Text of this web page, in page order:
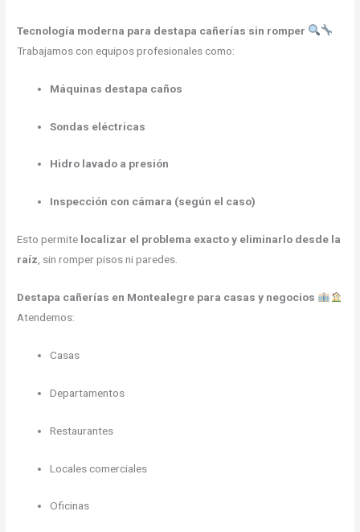
Tecnología moderna para destapa cañerías sin romper
Trabajamos con equipos profesionales como:
Máquinas destapa caños
Sondas eléctricas
Hidro lavado a presión
Inspección con cámara (según el caso)
Esto permite localizar el problema exacto y eliminarlo desde la
raíz , sin romper pisos ni paredes.
Destapa cañerías en Montealegre para casas y negocios
Atendemos:
Casas
Departamentos
Restaurantes
Locales comerciales
Oficinas